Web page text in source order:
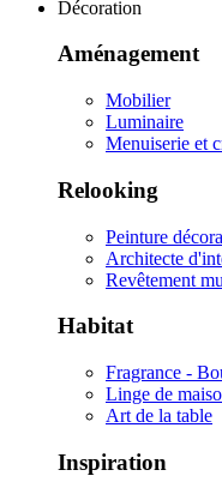
Décoration
Aménagement
Mobilier
Luminaire
Menuiserie et
Relooking
Peinture
Architecte
Revêtement
Habitat
Fragrance -
Linge de
Art de la table
Inspiration